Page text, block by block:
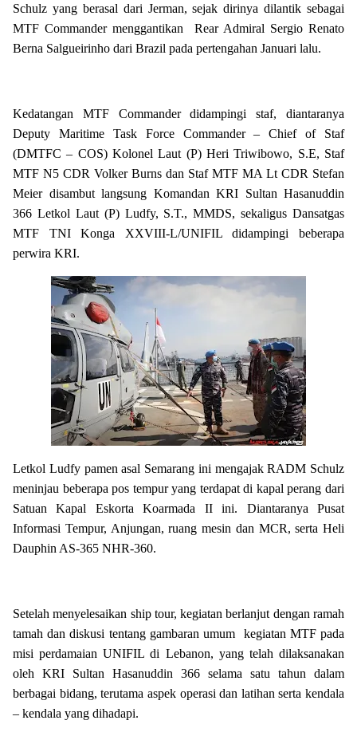
Schulz yang berasal dari Jerman, sejak dirinya dilantik sebagai
MTF Commander menggantikan Rear Admiral Sergio Renato
Berna Salgueirinho dari Brazil pada pertengahan Januari lalu.
Kedatangan MTF Commander didampingi staf, diantaranya
Deputy Maritime Task Force Commander – Chief of Staf
(DMTFC – COS) Kolonel Laut (P) Heri Triwibowo, S.E, Staf
MTF N5 CDR Volker Burns dan Staf MTF MA Lt CDR Stefan
Meier disambut langsung Komandan KRI Sultan Hasanuddin
366 Letkol Laut (P) Ludfy, S.T., MMDS, sekaligus Dansatgas
MTF TNI Konga XXVIII-L/UNIFIL didampingi beberapa
perwira KRI.
Letkol Ludfy pamen asal Semarang ini mengajak RADM Schulz
meninjau beberapa pos tempur yang terdapat di kapal perang dari
Satuan Kapal Eskorta Koarmada II ini. Diantaranya Pusat
Informasi Tempur, Anjungan, ruang mesin dan MCR, serta Heli
Dauphin AS-365 NHR-360.
Setelah menyelesaikan ship tour, kegiatan berlanjut dengan ramah
tamah dan diskusi tentang gambaran umum kegiatan MTF pada
misi perdamaian UNIFIL di Lebanon, yang telah dilaksanakan
oleh KRI Sultan Hasanuddin 366 selama satu tahun dalam
berbagai bidang, terutama aspek operasi dan latihan serta kendala
– kendala yang dihadapi.